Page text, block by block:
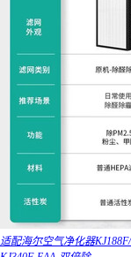
适配海尔空气净化器